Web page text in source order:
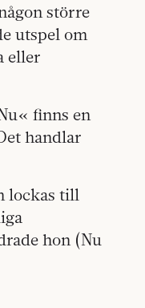
större
utspel om
eller
finns en
handlar
lockas till
hon (Nu